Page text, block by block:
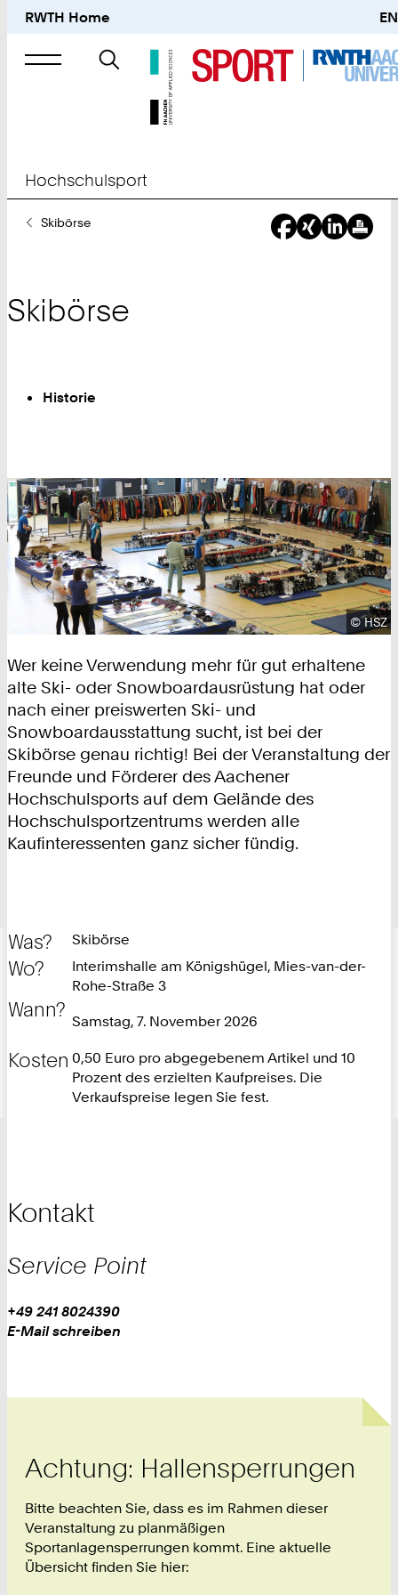
RWTH Home EN
Suche
nach
Hochschulsport
SieSkibörse
Skibörse
Historie
©HSZ
Wer keine Verwendung mehr für gut erhaltene
alte Ski- oder Snowboardausrüstung hat oder
nach einer preiswerten Ski- und
Snowboardausstattung sucht, ist bei der
Skibörse genau richtig! Bei der Veranstaltung der
Freunde und Förderer des Aachener
Hochschulsports auf dem Gelände des
Hochschulsportzentrums werden alle
Kaufinteressenten ganz sicher fündig.
Was? Skibörse
Wo?
Interimshalle am Königshügel, Mies-van-der-
Rohe-Straße 3
Wann?
Samstag, 7. November 2026
Kosten 0,50 Euro pro abgegebenem Artikel und 10
Prozent des erzielten Kaufpreises. Die
Verkaufspreise legen Sie fest.
Kontakt
Service Point
Work
Telefon:
+
+49 241 8024390
Work
E-Mail schreiben
Achtung: Hallensperrungen
Bitte beachten Sie, dass es im Rahmen dieser
Veranstaltung zu planmäßigen
Sportanlagensperrungen kommt. Eine aktuelle
Übersicht finden Sie hier: